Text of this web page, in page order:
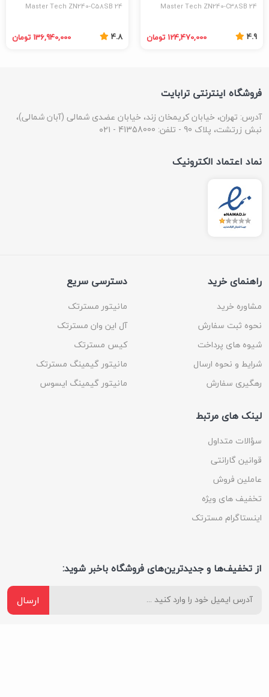
Master Tech ZN240-C38SB 24
4.9 124,470,000 تومان
Master Tech ZN240-C58SB 24
4.8 136,940,000 تومان
فروشگاه اینترنتی ترابایت
آدرس: تهران، خیابان کریمخان زند، خیابان عضدی شمالی (آبان شمالی)،
نبش زرتشت، پلاک 90 - تلفن: 41358000 - ۰۲۱
نماد اعتماد الکترونیک
راهنمای خرید
مشاوره خرید
نحوه ثبت سفارش
شیوه های پرداخت
شرایط و نحوه ارسال
رهگیری سفارش
دسترسی سریع
مانیتور مسترتک
آل این وان مسترتک
کیس مسترتک
مانیتور گیمینگ مسترتک
مانیتور گیمینگ ایسوس
لینک های مرتبط
سؤالات متداول
قوانین گارانتی
عاملین فروش
تخفیف های ویژه
اینستاگرام مسترتک
از تخفیف‌ها و جدیدترین‌های فروشگاه باخبر شوید:
ارسال